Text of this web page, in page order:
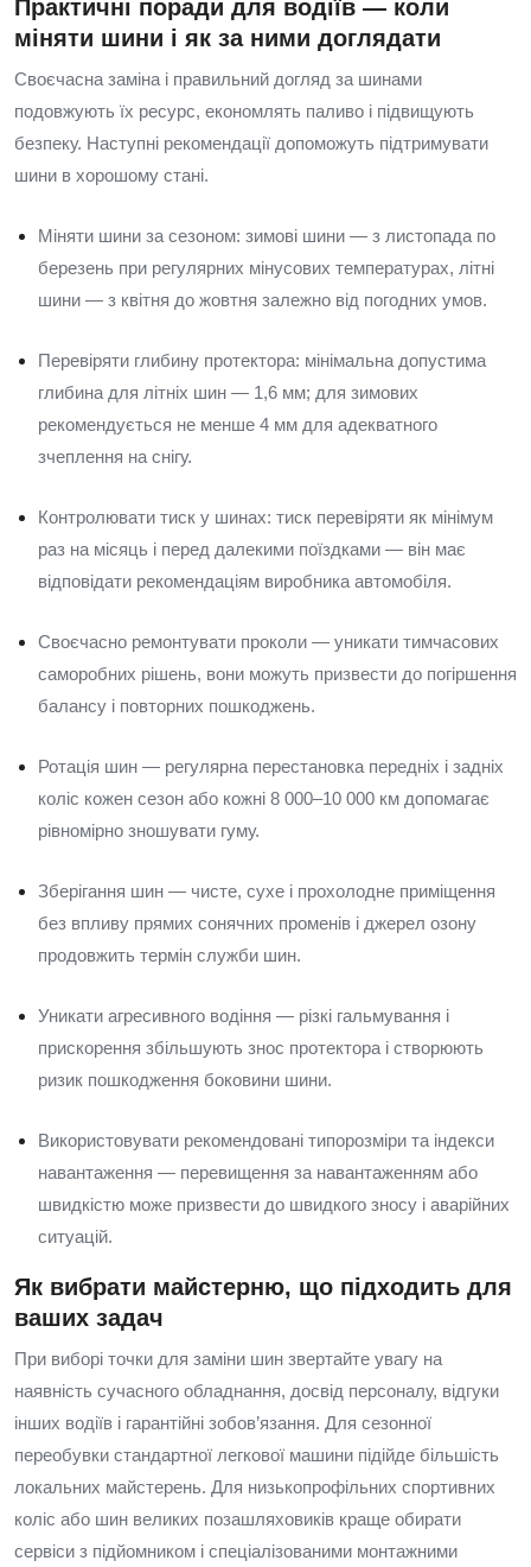
Практичні поради для водіїв — коли
міняти шини і як за ними доглядати
Своєчасна заміна і правильний догляд за шинами
подовжують їх ресурс, економлять паливо і підвищують
безпеку. Наступні рекомендації допоможуть підтримувати
шини в хорошому стані.
Міняти шини за сезоном: зимові шини — з листопада по
березень при регулярних мінусових температурах, літні
шини — з квітня до жовтня залежно від погодних умов.
Перевіряти глибину протектора: мінімальна допустима
глибина для літніх шин — 1,6 мм; для зимових
рекомендується не менше 4 мм для адекватного
зчеплення на снігу.
Контролювати тиск у шинах: тиск перевіряти як мінімум
раз на місяць і перед далекими поїздками — він має
відповідати рекомендаціям виробника автомобіля.
Своєчасно ремонтувати проколи — уникати тимчасових
саморобних рішень, вони можуть призвести до погіршення
балансу і повторних пошкоджень.
Ротація шин — регулярна перестановка передніх і задніх
коліс кожен сезон або кожні 8 000–10 000 км допомагає
рівномірно зношувати гуму.
Зберігання шин — чисте, сухе і прохолодне приміщення
без впливу прямих сонячних променів і джерел озону
продовжить термін служби шин.
Уникати агресивного водіння — різкі гальмування і
прискорення збільшують знос протектора і створюють
ризик пошкодження боковини шини.
Використовувати рекомендовані типорозміри та індекси
навантаження — перевищення за навантаженням або
швидкістю може призвести до швидкого зносу і аварійних
ситуацій.
Як вибрати майстерню, що підходить для
ваших задач
При виборі точки для заміни шин звертайте увагу на
наявність сучасного обладнання, досвід персоналу, відгуки
інших водіїв і гарантійні зобов’язання. Для сезонної
переобувки стандартної легкової машини підійде більшість
локальних майстерень. Для низькопрофільних спортивних
коліс або шин великих позашляховиків краще обирати
сервіси з підйомником і спеціалізованими монтажними